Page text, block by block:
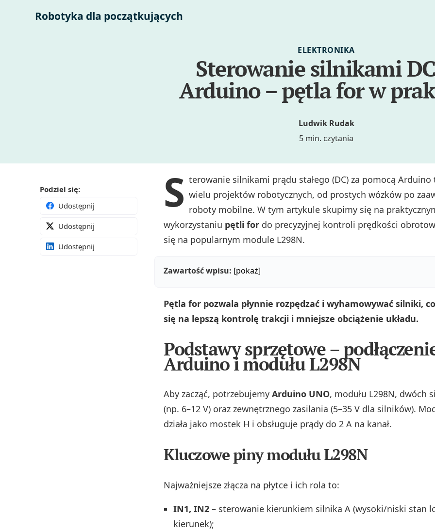
Robotyka dla początkujących
ELEKTRONIKA
Sterowanie silnikami
Arduino – pętla for w
Ludwik Rudak
5 min. czytania
Podziel się:
Udostępnij
Udostępnij
Udostępnij
S terowanie silnikami prądu stałego (DC) za pomocą
wielu projektów robotycznych, od prostych wózków po
roboty mobilne. W tym artykule skupimy się na
wykorzystaniu pętli for do precyzyjnej kontroli prędkości
się na popularnym module L298N.
Zawartość wpisu: [pokaż]
Pętla for pozwala płynnie rozpędzać i wyhamowywać silniki,
się na lepszą kontrolę trakcji i mniejsze obciążenie układu.
Podstawy sprzętowe –
Arduino i modułu L298N
Aby zacząć, potrzebujemy Arduino UNO, modułu L298N, dwóch
(np. 6–12 V) oraz zewnętrznego zasilania (5–35 V dla silników).
działa jako mostek H i obsługuje prądy do 2 A na kanał.
Kluczowe piny modułu L298N
Najważniejsze złącza na płytce i ich rola to:
IN1, IN2 – sterowanie kierunkiem silnika A (wysoki/niski stan
kierunek);